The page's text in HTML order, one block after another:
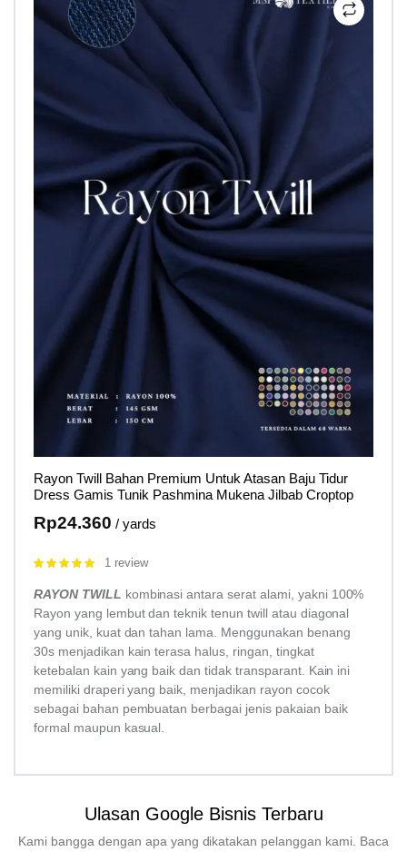
Rayon Twill Bahan Premium Untuk Atasan Baju Tidur
Dress Gamis Tunik Pashmina Mukena Jilbab Croptop
Rp24.360 / yards
Rated
1 review
RAYON TWILL kombinasi antara serat alami, yakni 100%
Rayon yang lembut dan teknik tenun twill atau diagonal
yang unik, kuat dan tahan lama. Menggunakan benang
30s menjadikan kain terasa halus, ringan, tingkat
ketebalan kain yang baik dan tidak transparant. Kain ini
memiliki draperi yang baik, menjadikan rayon cocok
sebagai bahan pembuatan berbagai jenis pakaian baik
formal maupun kasual.
Ulasan Google Bisnis Terbaru
Kami bangga dengan apa yang dikatakan pelanggan kami. Baca